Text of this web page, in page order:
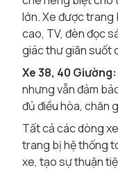
lớn. Xe được trang
cao, TV, đèn đọc
giác thư giãn suốt
Xe 38, 40 Giường:
nhưng vẫn đảm
đủ điều hòa, chăn
Tất cả các dòng
trang bị hệ thống
xe, tạo sự thuận